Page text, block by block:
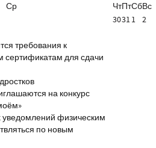
Ср ЧтПтСбВс
30311 2
требования к
для сдачи
на конкурс
уведомлений физическим
по новым